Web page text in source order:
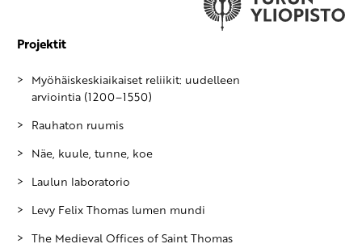
Projektit
Myöhäiskeskiaikaiset reliikit: uudelleen
arviointia (1200–1550)
Rauhaton ruumis
Näe, kuule, tunne, koe
Laulun laboratorio
Levy Felix Thomas lumen mundi
The Medieval Offices of Saint Thomas